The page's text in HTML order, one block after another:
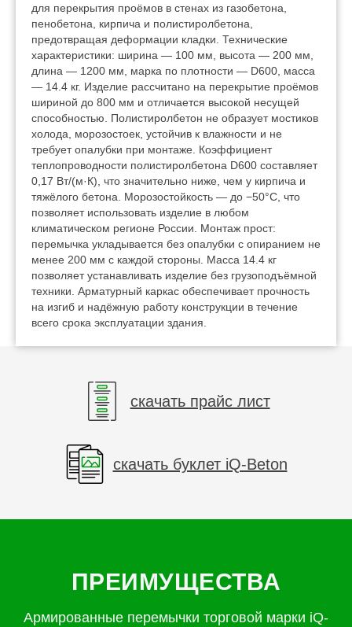
для перекрытия проёмов в стенах из газобетона,
пенобетона, кирпича и полистиролбетона,
предотвращая деформации кладки. Технические
характеристики: ширина — 100 мм, высота — 200 мм,
длина — 1200 мм, марка по плотности — D600, масса
— 14.4 кг. Изделие рассчитано на перекрытие проёмов
шириной до 800 мм и отличается высокой несущей
способностью. Полистиролбетон не образует мостиков
холода, морозостоек, устойчив к влажности и не
требует опалубки при монтаже. Коэффициент
теплопроводности полистиролбетона D600 составляет
0,17 Вт/(м·К), что значительно ниже, чем у кирпича и
тяжёлого бетона. Морозостойкость — до −50°C, что
позволяет использовать изделие в любом
климатическом регионе России. Монтаж прост:
перемычка укладывается без опалубки с опиранием не
менее 200 мм с каждой стороны. Масса 14.4 кг
позволяет устанавливать изделие без грузоподъёмной
техники. Арматурный каркас обеспечивает прочность
на изгиб и надёжную работу конструкции в течение
всего срока эксплуатации здания.
скачать прайс лист
скачать буклет iQ-Beton
ПРЕИМУЩЕСТВА
Армированные перемычки торговой марки iQ-